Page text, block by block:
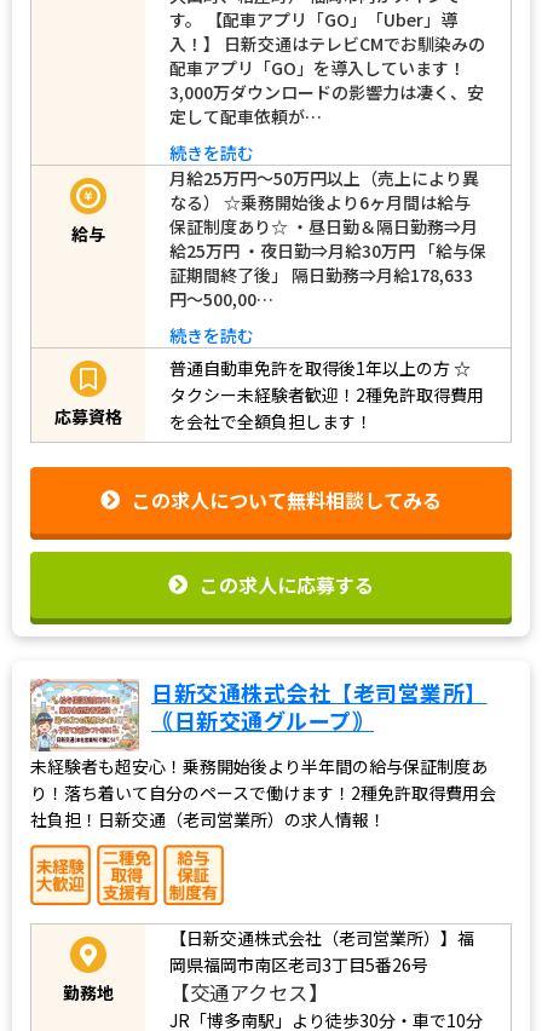
す。 【配車アプリ「GO」「Uber」導
入！】 日新交通はテレビCMでお馴染みの
配車アプリ「GO」を導入しています！
3,000万ダウンロードの影響力は凄く、安
定して配車依頼が…
続きを読む
給与
月給25万円～50万円以上（売上により異
なる） ☆乗務開始後より6ヶ月間は給与
保証制度あり☆ ・昼日勤＆隔日勤務⇒月
給25万円 ・夜日勤⇒月給30万円 「給与保
証期間終了後」 隔日勤務⇒月給178,633
円～500,00…
続きを読む
応募資格
普通自動車免許を取得後1年以上の方☆
タクシー未経験者歓迎！2種免許取得費用
を会社で全額負担します！
この求人について無料相談してみる
この求人に応募する
日新交通株式会社【老司営業所】
｟日新交通グループ｠
未経験者も超安心！乗務開始後より半年間の給与保証制度あ
り！落ち着いて自分のペースで働けます！2種免許取得費用会
社負担！日新交通（老司営業所）の求人情報！
勤務地
【日新交通株式会社（老司営業所）】福
岡県福岡市南区老司3丁目5番26号
【交通アクセス】
JR「博多南駅」より徒歩30分・車で10分